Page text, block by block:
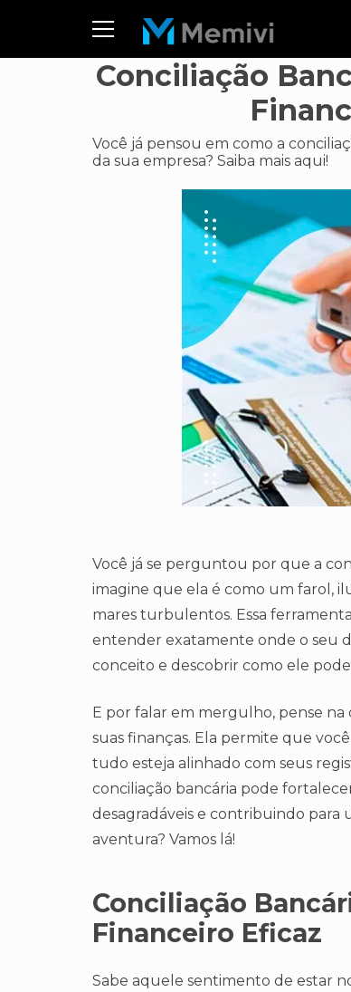
Conciliação
Você já pensou em como a
da sua empresa? Saiba mais aqui!
Você já se perguntou por que a
imagine que ela é como um farol,
mares turbulentos. Essa
entender exatamente onde o seu
conceito e descobrir como ele
E por falar em mergulho, pense
suas finanças. Ela permite que
tudo esteja alinhado com seus
conciliação bancária pode
desagradáveis e contribuindo para
aventura? Vamos lá!
Conciliação
Financeiro Eficaz
Sabe aquele sentimento de estar